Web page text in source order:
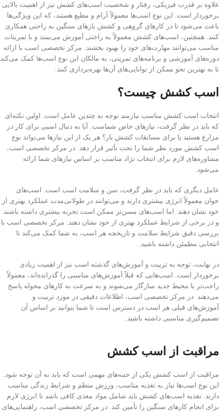
علاوه بر قدرت فیزیکی، رفتار و شخصیت اسب‌های کشش نیز از اهمیت بالایی
برخوردار است. این نوع اسب‌ها معمولاً آرام و مطیع هستند، که این ویژگی‌ها
باعث می‌شود تا در کارهای گروهی و کشش بارهای سنگین به راحتی همکاری
کنند. همچنین، اسب‌های کشش معمولاً به راحتی آموزش می‌بینند و با تمرینات
مناسب می‌توانند مهارت‌های خود را بهبود بخشند. مرکز تخصصی اسب با ارائه
دوره‌های آموزشی و برنامه‌های تمرینی، به مالکان این نوع اسب‌ها کمک می‌کند
تا به بهترین نحو ممکن از توانایی‌های آن‌ها بهره‌برداری کنند.
اسب کشش چیست؟
انتخاب اسب کشش مناسب نیازمند توجه به چندین عامل است. اولین نکته‌ای
که باید در نظر گرفت، نیازهای خاص شماست. آیا به دنبال اسبی برای کار در
مزارع هستید یا برای مسابقات کشش بار؟ هر یک از این نیازها می‌تواند نوع
اسب کشش مورد نظر شما را تحت تأثیر قرار دهد. در مرکز تخصصی اسب،
مشاوره‌های لازم برای انتخاب نژاد مناسب بر اساس نیازهای شما ارائه
می‌شود.
عامل دیگری که باید در نظر گرفت، سن و سلامت اسب است. اسب‌های
جوان معمولاً انرژی بیشتری دارند و می‌توانند در طولانی‌مدت عملکرد بهتری از
خود نشان دهند. اما اسب‌های مسن‌تر ممکن است تجربه بیشتری داشته باشند
و در برخی از شرایط عملکرد بهتری از خود نشان دهند. مرکز تخصصی اسب با
بررسی دقیق شرایط سلامت و تاریخچه هر اسب، به شما کمک می‌کند تا
انتخابی مطمئن داشته باشید.
در نهایت، توجه به تربیت و آموزش‌های گذشته اسب نیز از اهمیت زیادی
برخوردار است. اسب‌هایی که قبلاً آموزش‌های مناسبی را گذرانده‌اند، معمولاً
راحت‌تر با محیط جدید سازگار می‌شوند و به سرعت به کارهای محوله پاسخ
می‌دهند. در مرکز تخصصی اسب، اطلاعات دقیقی در مورد تربیت و
آموزش‌های قبلی هر اسب در دسترس است تا شما بتوانید بر اساس آن
تصمیم‌گیری مناسبی داشته باشید.
مراقبت از اسب کشش
مراقبت از اسب کشش یکی از جنبه‌های مهمی است که باید به آن توجه شود.
این نوع اسب‌ها نیاز به تغذیه مناسب، ورزش منظم و شرایط زندگی مناسب
دارند. تغذیه اسب‌های کشش باید شامل مواد مغذی کافی باشد تا انرژی لازم
برای انجام کارهای سنگین را تأمین کند. در مرکز تخصصی اسب، راهنمایی‌های